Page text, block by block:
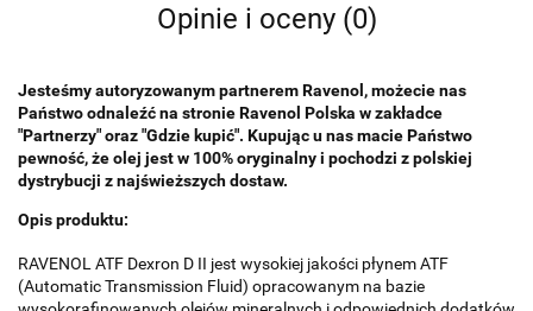
Opinie i oceny (0)
Jesteśmy autoryzowanym partnerem Ravenol, możecie nas
Państwo odnaleźć na stronie Ravenol Polska w zakładce
"Partnerzy" oraz "Gdzie kupić". Kupując u nas macie Państwo
pewność, że olej jest w 100% oryginalny i pochodzi z polskiej
dystrybucji z najświeższych dostaw.
Opis produktu:
RAVENOL ATF Dexron D II jest wysokiej jakości płynem ATF
(Automatic Transmission Fluid) opracowanym na bazie